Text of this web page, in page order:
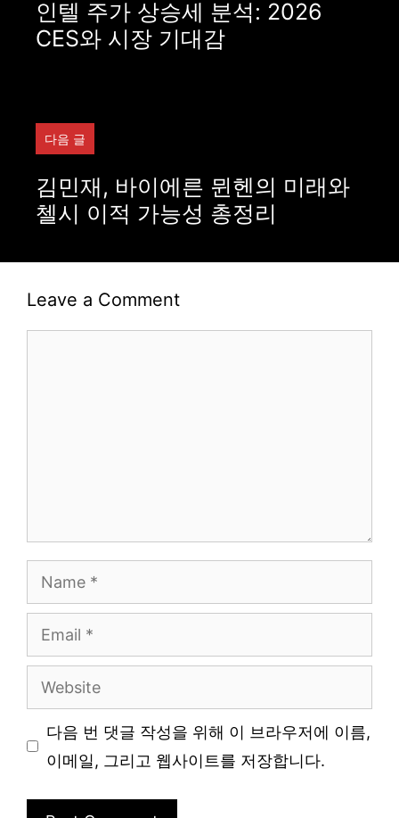
인텔 주가 상승세 분석: 2026
CES와 시장 기대감
다음 글
김민재, 바이에른 뮌헨의 미래와
첼시 이적 가능성 총정리
Leave a Comment
Name
Email
Website
다음 번 댓글 작성을 위해 이 브라우저에 이름,
이메일, 그리고 웹사이트를 저장합니다.